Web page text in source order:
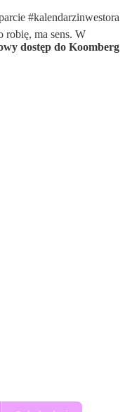
#kalendarzinwestora
robię, ma sens. W
dostęp do Koomberg